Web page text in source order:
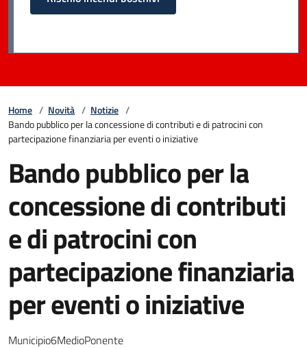
Home / Novità / Notizie /
Bando pubblico per la concessione di contributi e di patrocini con
partecipazione finanziaria per eventi o iniziative
Bando pubblico per la
concessione di contributi
e di patrocini con
partecipazione finanziaria
per eventi o iniziative
Municipio6MedioPonente